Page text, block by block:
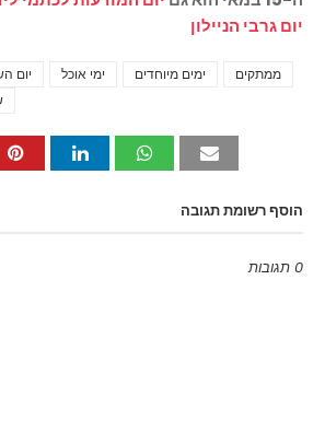
יום גרבי הניילון
יום ימי אוכל ימים מיוחדים
ממתקים
הוסף רשומת תגובה
0 תגובות